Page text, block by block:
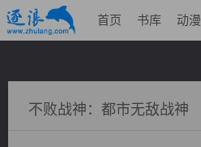
首页 书库 动漫
不败战神：都市无敌战神